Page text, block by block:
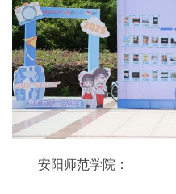
安阳师范学院：